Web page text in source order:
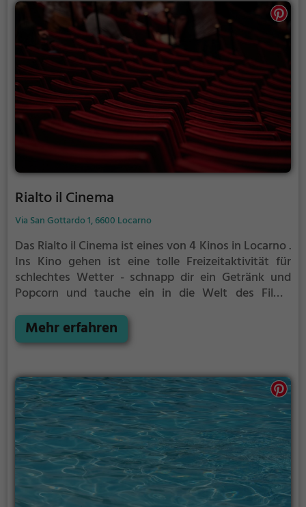
Rialto il Cinema
Via San Gottardo 1, 6600 Locarno
Das Rialto il Cinema ist eines von 4 Kinos in Locarno .
Ins Kino gehen ist eine tolle Freizeitaktivität für
schlechtes Wetter - schnapp dir ein Getränk und
Popcorn und tauche ein in die Welt des Films.
Öffnungszeiten, sowie Tickets findest du auf der
Website.
Mehr erfahren